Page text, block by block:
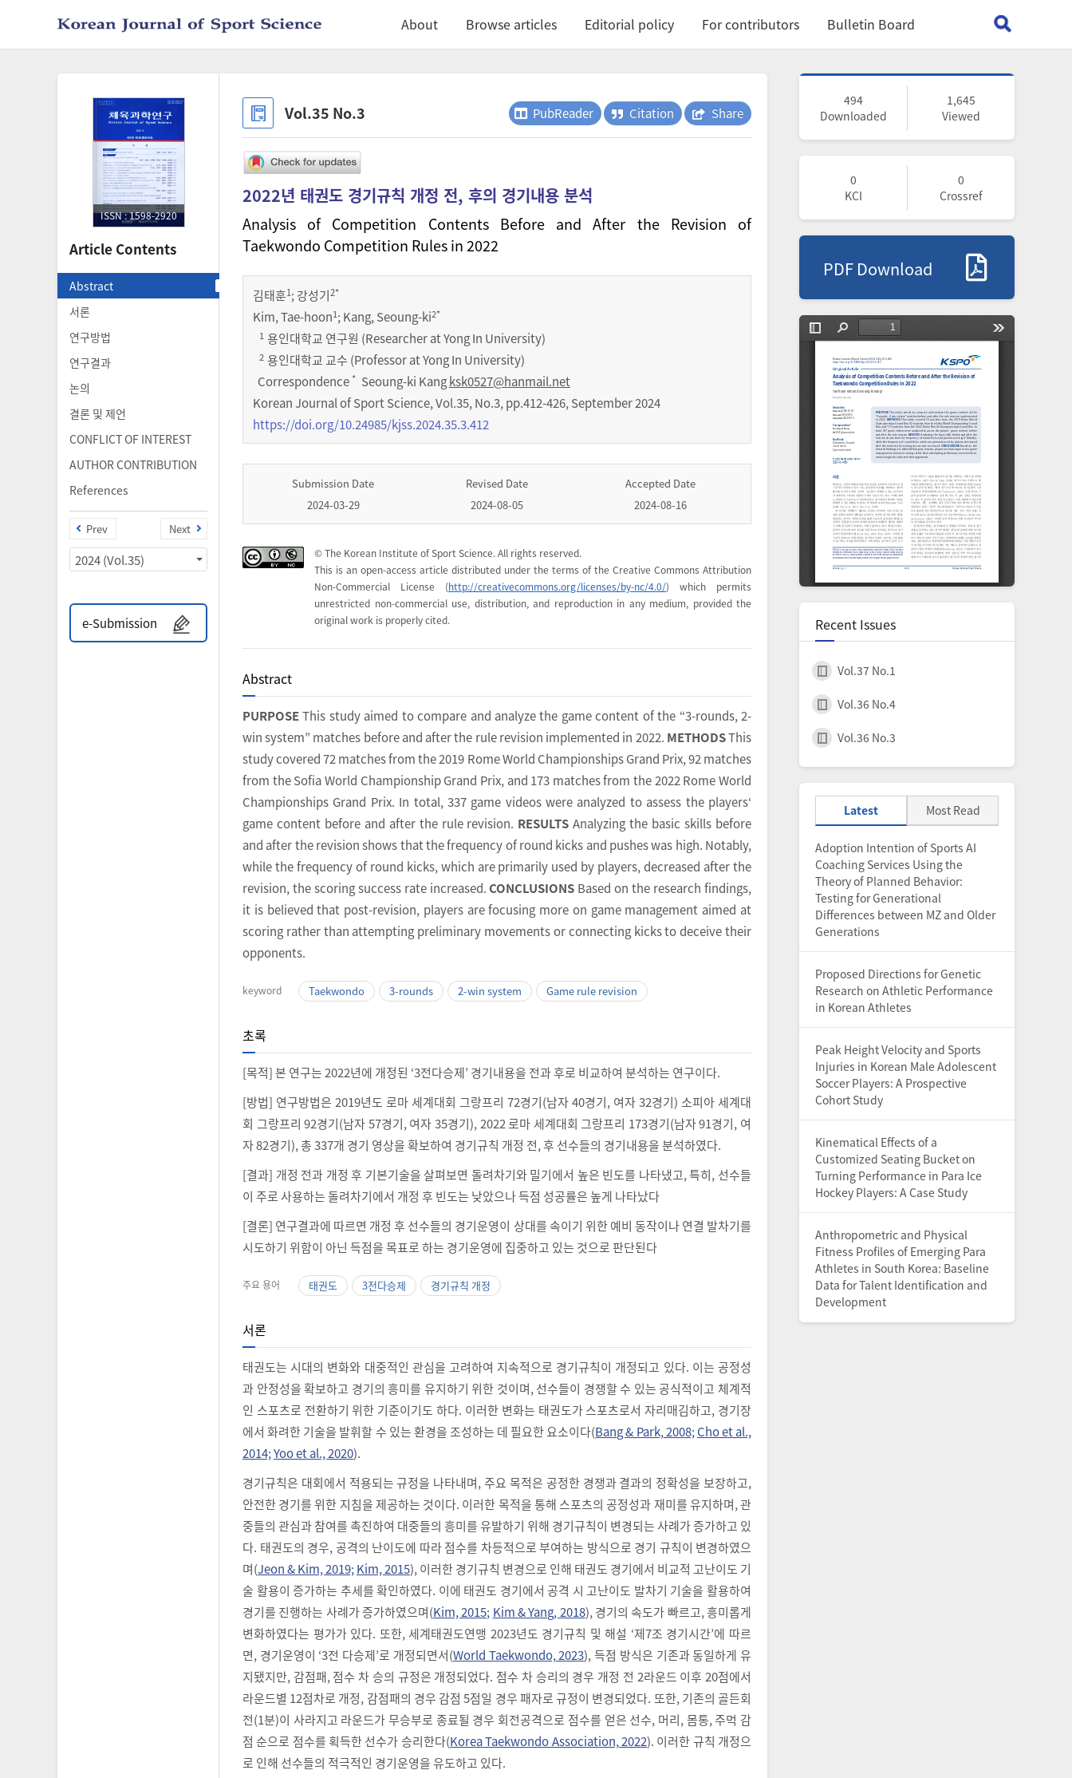
About Browse articles Editorial policy For contributors Bulletin Board
ISSN : 1598-2920
Article Contents
Abstract
서론
연구방법
연구결과
논의
결론 및 제언
CONFLICT OF INTEREST
AUTHOR CONTRIBUTION
References
Prev Next
2024 (Vol.35)
e-Submission
Vol.35 No.3 PubReader Citation Share
2022년 태권도 경기규칙 개정 전, 후의 경기내용 분석
Analysis of Competition Contents Before and After the Revision of
Taekwondo Competition Rules in 2022
김태훈1;강성기2*
Kim, Tae-hoon1; Kang, Seoung-ki2*
1 용인대학교 연구원 (Researcher at Yong In University)
2 용인대학교 교수 (Professor at Yong In University)
Correspondence * Seoung-ki Kangksk0527@hanmail.net
Korean Journal of Sport Science,Vol.35,No.3,pp.412-426,September 2024
https://doi.org/10.24985/kjss.2024.35.3.412
Submission Date
2024-03-29
Revised Date
2024-08-05
Accepted Date
2024-08-16
© The Korean Institute of Sport Science. All rights reserved.
This is an open-access article distributed under the terms of the Creative Commons Attribution
Non-Commercial License (http://creativecommons.org/licenses/by-nc/4.0/) which permits
unrestricted non-commercial use, distribution, and reproduction in any medium, provided the
original work is properly cited.
Abstract
PURPOSEThis study aimed to compare and analyze the game content of the “3-rounds, 2-
win system” matches before and after the rule revision implemented in 2022. METHODSThis
study covered 72 matches from the 2019 Rome World Championships Grand Prix, 92 matches
from the Sofia World Championship Grand Prix, and 173 matches from the 2022 Rome World
Championships Grand Prix. In total, 337 game videos were analyzed to assess the players‘
game content before and after the rule revision. RESULTS Analyzing the basic skills before
and after the revision shows that the frequency of round kicks and pushes was high. Notably,
while the frequency of round kicks, which are primarily used by players, decreased after the
revision, the scoring success rate increased.CONCLUSIONS Based on the research findings,
it is believed that post-revision, players are focusing more on game management aimed at
scoring rather than attempting preliminary movements or connecting kicks to deceive their
opponents.
keyword Taekwondo 3-rounds 2-win system Game rule revision
초록
[목적] 본 연구는 2022년에 개정된 ‘3전다승제’ 경기내용을 전과 후로 비교하여 분석하는 연구이다.
[방법] 연구방법은 2019년도 로마 세계대회 그랑프리 72경기(남자 40경기, 여자 32경기) 소피아 세계대
회 그랑프리 92경기(남자 57경기, 여자 35경기), 2022 로마 세계대회 그랑프리 173경기(남자 91경기, 여
자 82경기), 총 337개 경기 영상을 확보하여 경기규칙 개정 전, 후 선수들의 경기내용을 분석하였다.
[결과] 개정 전과 개정 후 기본기술을 살펴보면 돌려차기와 밀기에서 높은 빈도를 나타냈고, 특히, 선수들
이 주로 사용하는 돌려차기에서 개정 후 빈도는 낮았으나 득점 성공률은 높게 나타났다
[결론] 연구결과에 따르면 개정 후 선수들의 경기운영이 상대를 속이기 위한 예비 동작이나 연결 발차기를
시도하기 위함이 아닌 득점을 목표로 하는 경기운영에 집중하고 있는 것으로 판단된다
주요 용어 태권도 3전다승제 경기규칙 개정
서론
태권도는 시대의 변화와 대중적인 관심을 고려하여 지속적으로 경기규칙이 개정되고 있다. 이는 공정성
과 안정성을 확보하고 경기의 흥미를 유지하기 위한 것이며, 선수들이 경쟁할 수 있는 공식적이고 체계적
인 스포츠로 전환하기 위한 기준이기도 하다. 이러한 변화는 태권도가 스포츠로서 자리매김하고, 경기장
에서 화려한 기술을 발휘할 수 있는 환경을 조성하는 데 필요한 요소이다(Bang & Park, 2008; Cho et al.,
2014;Yoo et al., 2020).
경기규칙은 대회에서 적용되는 규정을 나타내며, 주요 목적은 공정한 경쟁과 결과의 정확성을 보장하고,
안전한 경기를 위한 지침을 제공하는 것이다. 이러한 목적을 통해 스포츠의 공정성과 재미를 유지하며, 관
중들의 관심과 참여를 촉진하여 대중들의 흥미를 유발하기 위해 경기규칙이 변경되는 사례가 증가하고 있
다. 태권도의 경우, 공격의 난이도에 따라 점수를 차등적으로 부여하는 방식으로 경기 규칙이 변경하였으
며(Jeon & Kim, 2019;Kim, 2015), 이러한 경기규칙 변경으로 인해 태권도 경기에서 비교적 고난이도 기
술 활용이 증가하는 추세를 확인하였다. 이에 태권도 경기에서 공격 시 고난이도 발차기 기술을 활용하여
경기를 진행하는 사례가 증가하였으며(Kim, 2015; Kim & Yang, 2018), 경기의 속도가 빠르고, 흥미롭게
변화하였다는 평가가 있다. 또한, 세계태권도연맹 2023년도 경기규칙 및 해설 ‘제7조 경기시간’에 따르
면, 경기운영이 ‘3전 다승제’로 개정되면서(World Taekwondo, 2023), 득점 방식은 기존과 동일하게 유
지됐지만, 감점패, 점수 차 승의 규정은 개정되었다. 점수 차 승리의 경우 개정 전 2라운드 이후 20점에서
라운드별 12점차로 개정, 감점패의 경우 감점 5점일 경우 패자로 규정이 변경되었다. 또한, 기존의 골든회
전(1분)이 사라지고 라운드가 무승부로 종료될 경우 회전공격으로 점수를 얻은 선수, 머리, 몸통, 주먹 감
점 순으로 점수를 획득한 선수가 승리한다(Korea Taekwondo Association, 2022). 이러한 규칙 개정으
로 인해 선수들의 적극적인 경기운영을 유도하고 있다.
494
Downloaded
1,645
Viewed
0
KCI
0
Crossref
PDF Download
Recent Issues
Vol.37 No.1
Vol.36 No.4
Vol.36 No.3
Latest Most Read
Adoption Intention of Sports AI
Coaching Services Using the
Theory of Planned Behavior:
Testing for Generational
Differences between MZ and Older
Generations
Proposed Directions for Genetic
Research on Athletic Performance
in Korean Athletes
Peak Height Velocity and Sports
Injuries in Korean Male Adolescent
Soccer Players: A Prospective
Cohort Study
Kinematical Effects of a
Customized Seating Bucket on
Turning Performance in Para Ice
Hockey Players: A Case Study
Anthropometric and Physical
Fitness Profiles of Emerging Para
Athletes in South Korea: Baseline
Data for Talent Identification and
Development